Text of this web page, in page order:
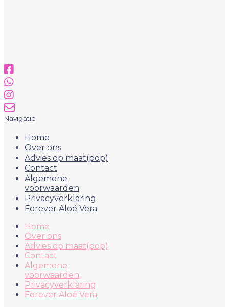
Navigatie
Home
Over ons
Advies op maat(pop)
Contact
Algemene
voorwaarden
Privacyverklaring
Forever Aloë Vera
Home
Over ons
Advies op maat(pop)
Contact
Algemene
voorwaarden
Privacyverklaring
Forever Aloë Vera